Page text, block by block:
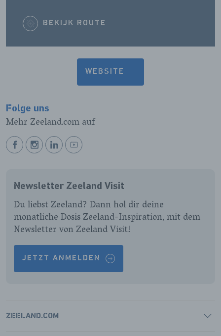
BEKIJK ROUTE
WEBSITE
Folge uns
Mehr Zeeland.com auf
BEKIJK
PAGINA
BEKIJK
PAGINA
BEKIJK
PAGINA
BEKIJK
PAGINA
Newsletter Zeeland Visit
Du liebst Zeeland? Dann hol dir deine
monatliche Dosis Zeeland-Inspiration, mit dem
Newsletter von Zeeland Visit!
JETZT ANMELDEN
ZEELAND.COM